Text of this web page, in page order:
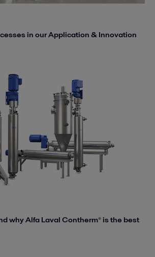
in our Application & Innovation
why Alfa Laval Contherm® is the best